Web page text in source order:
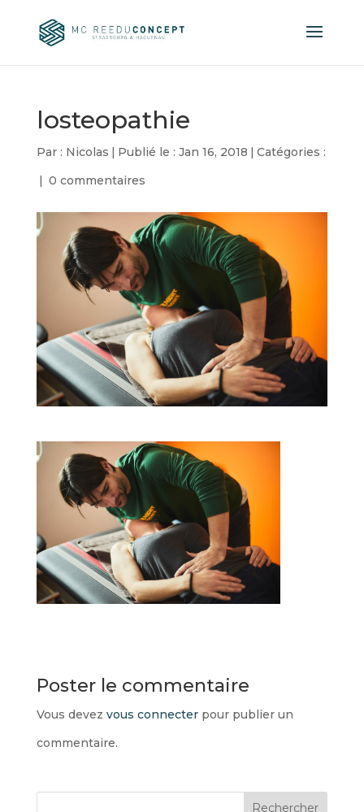
losteopathie
Par : Nicolas | Publié le : Jan 16, 2018 | Catégories :
| 0 commentaires
Poster le commentaire
Vous devez vous connecterpour publier un
commentaire.